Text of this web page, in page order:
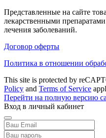
Представленные на сайте
лекарственными
лечения заболеваний.
Договор оферты
Политика в отношении
This site is protected by
Policy and Terms of Service
Перейти на полную версию
Вход в личный кабинет